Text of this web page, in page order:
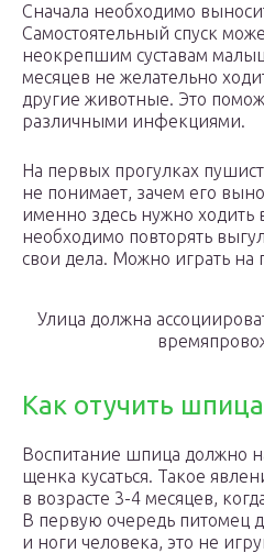
Сначала необходимо
Самостоятельный спуск
неокрепшим суставам
месяцев не желательно
другие животные. Это
различными инфекциями.
На первых прогулках
не понимает, зачем его
именно здесь нужно ходить
необходимо повторять
свои дела. Можно играть на
Улица должна
Как отучить шпица
Воспитание шпица должно
щенка кусаться. Такое
в возрасте 3-4 месяцев,
В первую очередь питомец
и ноги человека, это не